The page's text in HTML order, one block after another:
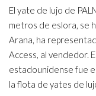
El yate de lujo de
metros de eslora, se
Arana, ha
Access, al vendedor.
estadounidense fue
la flota de yates de